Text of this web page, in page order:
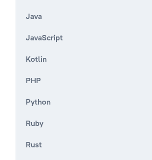
Java
JavaScript
Kotlin
PHP
Python
Ruby
Rust